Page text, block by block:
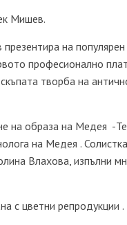
Мишев.
на
професионално
творба на
на образа на Медея -
на Медея .
Влахова, изпълни
с цветни репродукции .